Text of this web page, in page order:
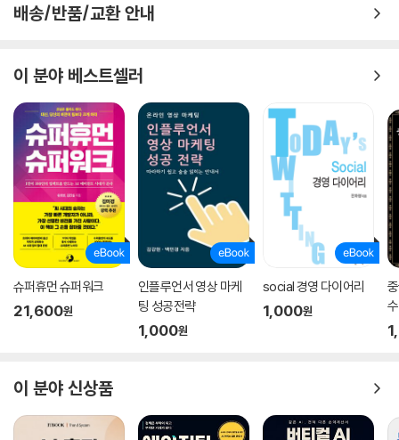
배송/반품/교환 안내
이 분야 베스트셀러
슈퍼휴먼 슈퍼워크
21,600원
인플루언서 영상 마케
팅 성공전략
1,000원
social 경영 다이어리
1,000원
이 분야 신상품